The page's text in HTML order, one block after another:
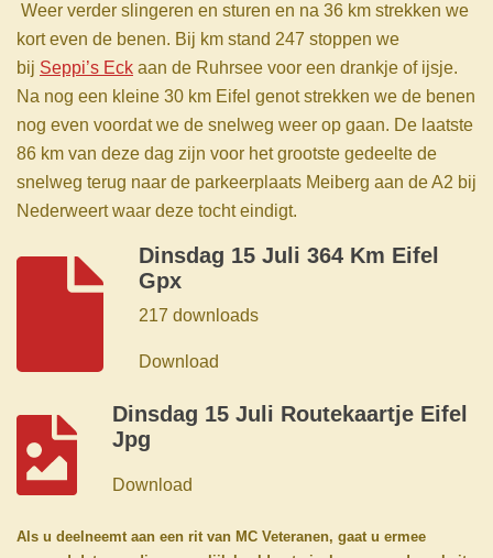
Weer verder slingeren en sturen en na 36 km strekken we
kort even de benen. Bij km stand 247 stoppen we
bij Seppi’s Eck aan de Ruhrsee voor een drankje of ijsje.
Na nog een kleine 30 km Eifel genot strekken we de benen
nog even voordat we de snelweg weer op gaan. De laatste
86 km van deze dag zijn voor het grootste gedeelte de
snelweg terug naar de parkeerplaats Meiberg aan de A2 bij
Nederweert waar deze tocht eindigt.
Dinsdag 15 Juli 364 Km Eifel
Gpx
217 downloads
Download
Dinsdag 15 Juli Routekaartje Eifel
Jpg
Download
Als u deelneemt aan een rit van MC Veteranen, gaat u ermee